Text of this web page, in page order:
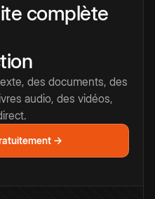
complète
des documents, des
audio, des vidéos,
→